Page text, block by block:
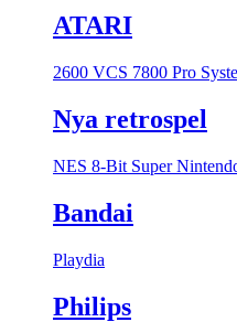
ATARI
2600 VCS 7800 Pro
Nya retrospel
NES 8-Bit Super
Bandai
Playdia
Philips